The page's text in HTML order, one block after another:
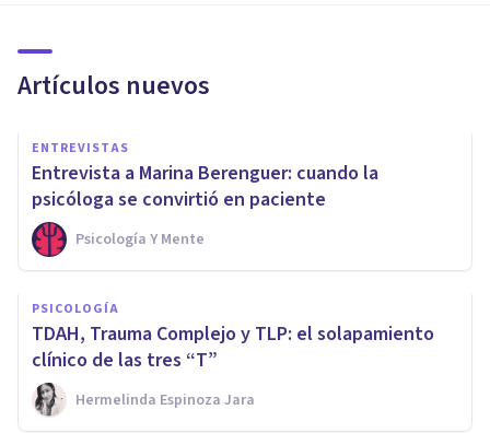
Artículos nuevos
ENTREVISTAS
Entrevista a Marina Berenguer: cuando la
psicóloga se convirtió en paciente
Psicología Y Mente
PSICOLOGÍA
TDAH, Trauma Complejo y TLP: el solapamiento
clínico de las tres “T”
Hermelinda Espinoza Jara